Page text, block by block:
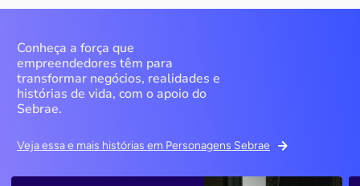
Conheça a força que
empreendedores têm para
transformar negócios, realidades e
histórias de vida, com o apoio do
Sebrae.
Veja essa e mais histórias em Personagens Sebrae